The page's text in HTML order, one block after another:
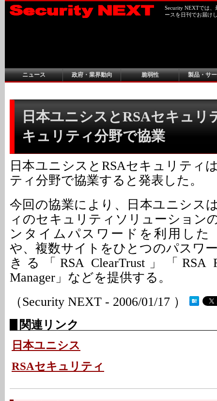
Security NEXTでは
ースを日刊でお届け
ニュース 政府・業界動向 脆弱性 製品・サ
日本ユニシスとRSAセキュリ
キュリティ分野で協業
日本ユニシスとRSAセキュリティ
ティ分野で協業すると発表した。
今回の協業により、日本ユニシス
ィのセキュリティソリューション
ンタイムパスワードを利用した
や、複数サイトをひとつのパスワ
きる「RSA ClearTrust」「RSA
Manager」などを提供する。
（Security NEXT - 2006/01/17 ）
関連リンク
日本ユニシス
RSAセキュリティ